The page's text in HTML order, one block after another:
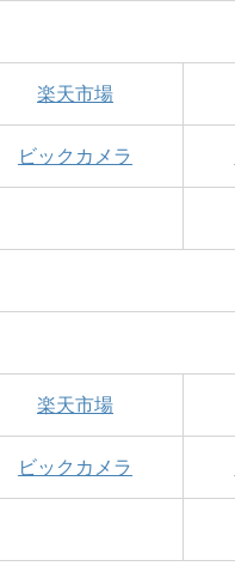
楽天市場
ビックカメラ
楽天市場
ビックカメラ